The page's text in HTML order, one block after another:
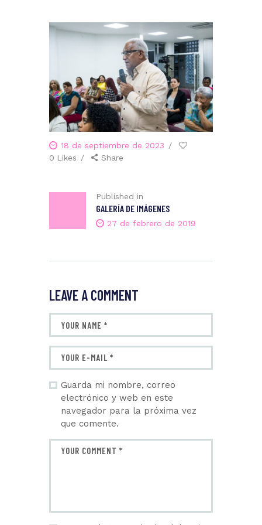
18 de septiembre de 2023
0 Likes Share
Published in
GALERÍA DE IMÁGENES
27 de febrero de 2019
LEAVE A COMMENT
Guarda mi nombre, correo
electrónico y web en este
navegador para la próxima vez
que comente.